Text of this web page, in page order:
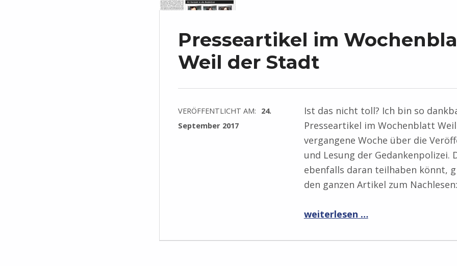
Presseartikel im
Weil der Stadt
VERÖFFENTLICHT AM: 24.
September 2017
Ist das nicht toll? Ich bin so
Presseartikel im Wochenblatt
vergangene Woche über die
und Lesung der Gedankenpolizei.
ebenfalls daran teilhaben könnt,
den ganzen Artikel zum Nachlesen:
“Presseartikel im Wochenblatt Weil der Stadt”
weiterlesen …